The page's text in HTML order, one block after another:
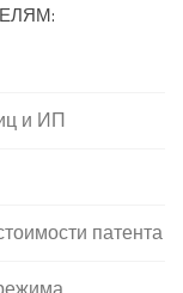
и ИП
патента